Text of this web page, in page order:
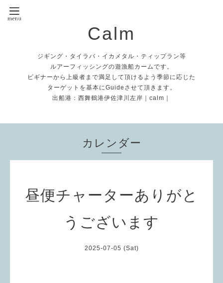
Calm
ジギング・タイラバ・イカメタル・ティップラン等
ルアーフィッシングの遊漁船カームです。
ビギナーから上級者まで満足して頂けるよう季節に応じた
ターゲットを基本にGuideさせて頂きます。
出船港：西舞鶴港伊佐津川左岸｜calm｜
カレンダー
昼便チャーターありがと
うございます
2025-07-05 (Sat)